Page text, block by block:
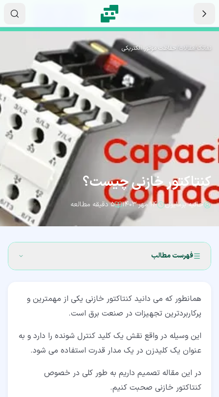
نماتک/مقالات/حفاظت موتور الکتریکی
کنتاکتور خازنی چیست؟
حانیه برمایون ۱۴ مهر ۱۴۰۳ ۵ دقیقه مطالعه
فهرست مطالب
۶‏- علت نیاز خازن به کنتاکتور خازنی
همانطور که می دانید کنتاکتور خازنی یکی از مهمترین و
پرکاربردترین تجهیزات در صنعت برق است.
این وسیله در واقع نقش یک کلید کنترل شونده را دارد و به
عنوان یک کلیدزن در یک مدار قدرت استفاده می شود.
در این مقاله تصمیم داریم به طور کلی در خصوص
کنتاکتور خازنی صحبت کنیم.